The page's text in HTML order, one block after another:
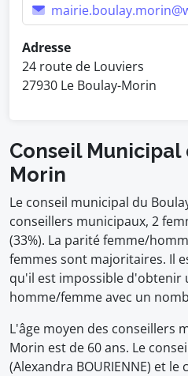
Adresse
24 route de Louviers
27930 Le Boulay-Morin
Conseil Municipal
Morin
Le conseil municipal du
conseillers municipaux, 2
(33%). La parité femme/
femmes sont majoritaires. Il
qu'il est impossible d'obtenir
homme/femme avec un
L'âge moyen des conseillers
Morin est de 60 ans. Le
(Alexandra BOURIENNE) et